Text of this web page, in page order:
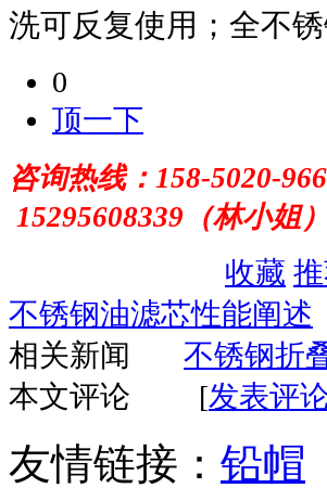
洗可反复使用；全不
0
顶一下
咨询热线： 158-5020-
15295608339（林小姐）
收藏
不锈钢油滤芯性能阐述
相关新闻
不锈钢折
本文评论 [发表评
友情链接： 铅帽